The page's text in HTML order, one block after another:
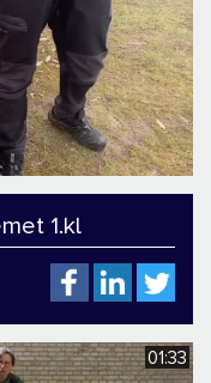
1.kl
01:33